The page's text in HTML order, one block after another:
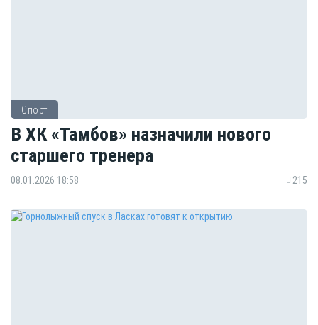
Спорт
В ХК «Тамбов» назначили нового
старшего тренера
08.01.2026 18:58 215